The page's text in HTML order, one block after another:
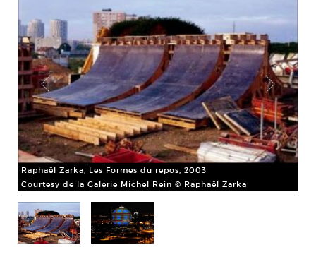
Raphaël Zarka, Les Formes du repos, 2003
Courtesy de la Galerie Michel Rein © Raphaël Zarka